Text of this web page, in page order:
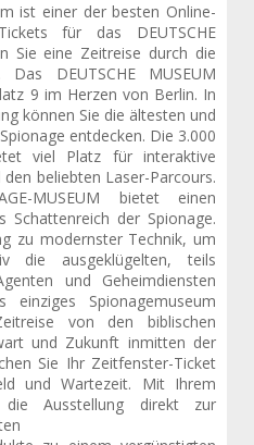
ist einer der besten Online-
für das DEUTSCHE
Sie eine Zeitreise durch die
DEUTSCHE MUSEUM
9 im Herzen von Berlin. In
können Sie die ältesten und
entdecken. Die 3.000
viel Platz für interaktive
beliebten Laser-Parcours.
MUSEUM bietet einen
Schattenreich der Spionage.
zu modernster Technik, um
die ausgeklügelten, teils
und Geheimdiensten
einziges Spionagemuseum
von den biblischen
und Zukunft inmitten der
Sie Ihr Zeitfenster-Ticket
und Wartezeit. Mit Ihrem
Ausstellung direkt zur